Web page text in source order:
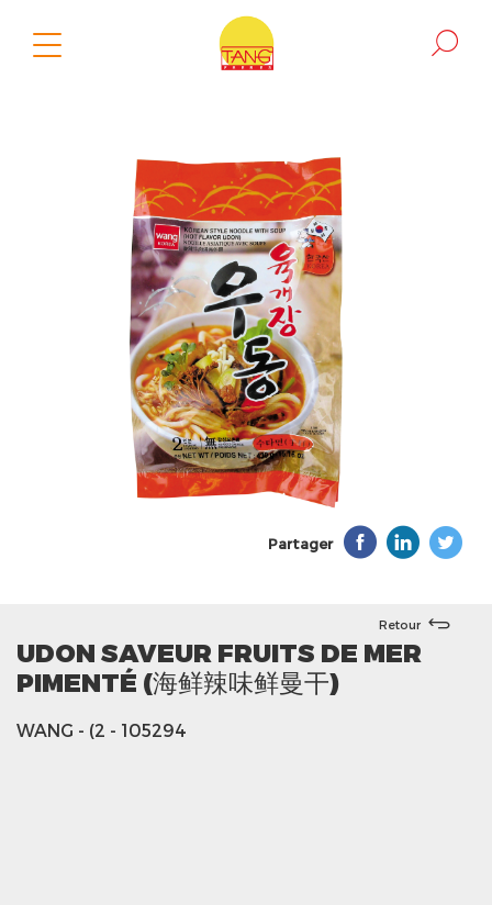
Partager
Retour
UDON SAVEUR FRUITS DE MER
PIMENTÉ (海鲜辣味鲜曼干)
WANG - (2 - 105294